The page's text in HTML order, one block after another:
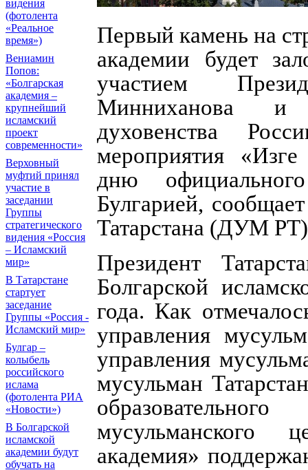
видения
(фотолента
«Реальное
время»)
Вениамин
Попов:
«Болгарская
академия –
крупнейший
исламский
проект
современности»
Верховный
муфтий принял
участие в
заседании
Группы
стратегического
видения «Россия
– Исламский
мир»
В Татарстане
стартует
заседание
Группы «Россия -
Исламский мир»
Булгар –
колыбель
российского
ислама
(фотолента РИА
«Новости»)
В Болгарской
исламской
академии будут
обучать на
Первый камень на
академии будет
участием
Минниханова и
духовенства
мероприятия
дню
Булгарией,
Татарстана (ДУМ
Президент
Болгарской
года. Как
управления
управления
мусульман
мусульманского
академия»